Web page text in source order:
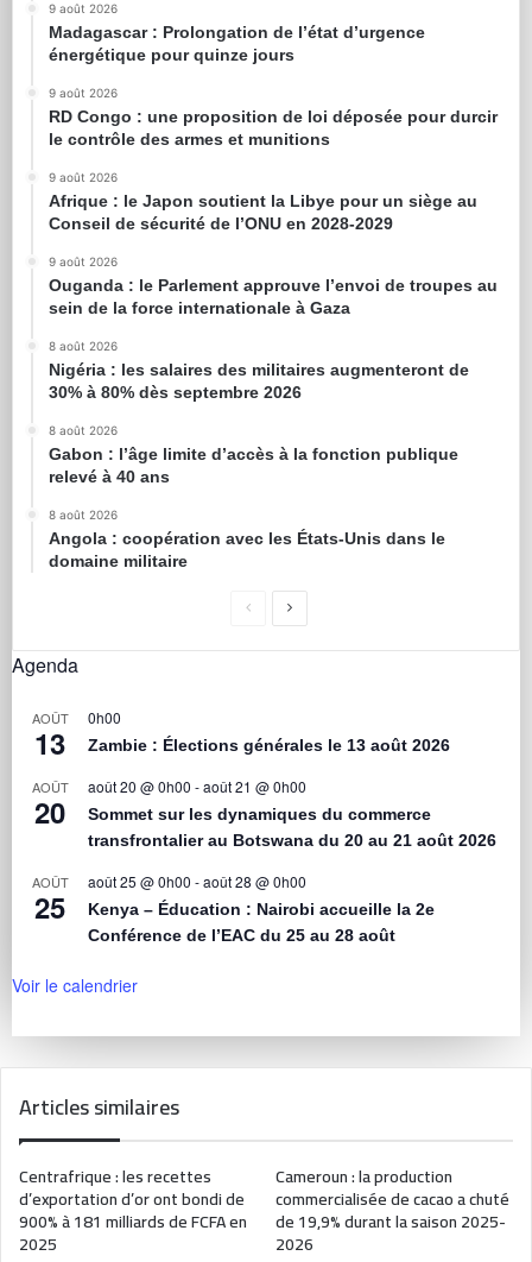
9 août 2026
Madagascar : Prolongation de l’état d’urgence
énergétique pour quinze jours
9 août 2026
RD Congo : une proposition de loi déposée pour durcir
le contrôle des armes et munitions
9 août 2026
Afrique : le Japon soutient la Libye pour un siège au
Conseil de sécurité de l’ONU en 2028-2029
9 août 2026
Ouganda : le Parlement approuve l’envoi de troupes au
sein de la force internationale à Gaza
8 août 2026
Nigéria : les salaires des militaires augmenteront de
30% à 80% dès septembre 2026
8 août 2026
Gabon : l’âge limite d’accès à la fonction publique
relevé à 40 ans
8 août 2026
Angola : coopération avec les États-Unis dans le
domaine militaire
Agenda
AOÛT
13
0h00
Zambie : Élections générales le 13 août 2026
AOÛT
20
août 20 @ 0h00 -août 21 @ 0h00
Sommet sur les dynamiques du commerce
transfrontalier au Botswana du 20 au 21 août 2026
AOÛT
25
août 25 @ 0h00 -août 28 @ 0h00
Kenya – Éducation : Nairobi accueille la 2e
Conférence de l’EAC du 25 au 28 août
Voir le calendrier
Articles similaires
Centrafrique : les recettes
d’exportation d’or ont bondi de
900% à 181 milliards de FCFA en
2025
Cameroun : la production
commercialisée de cacao a chuté
de 19,9% durant la saison 2025-
2026